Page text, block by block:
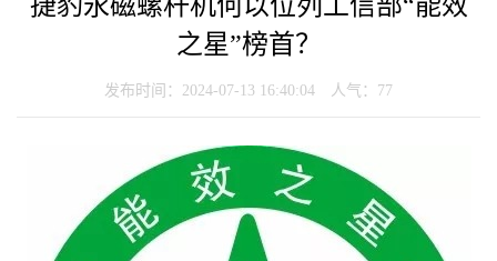
之星”榜首？
发布时间：2024-07-13 16:40:04 人气： 77